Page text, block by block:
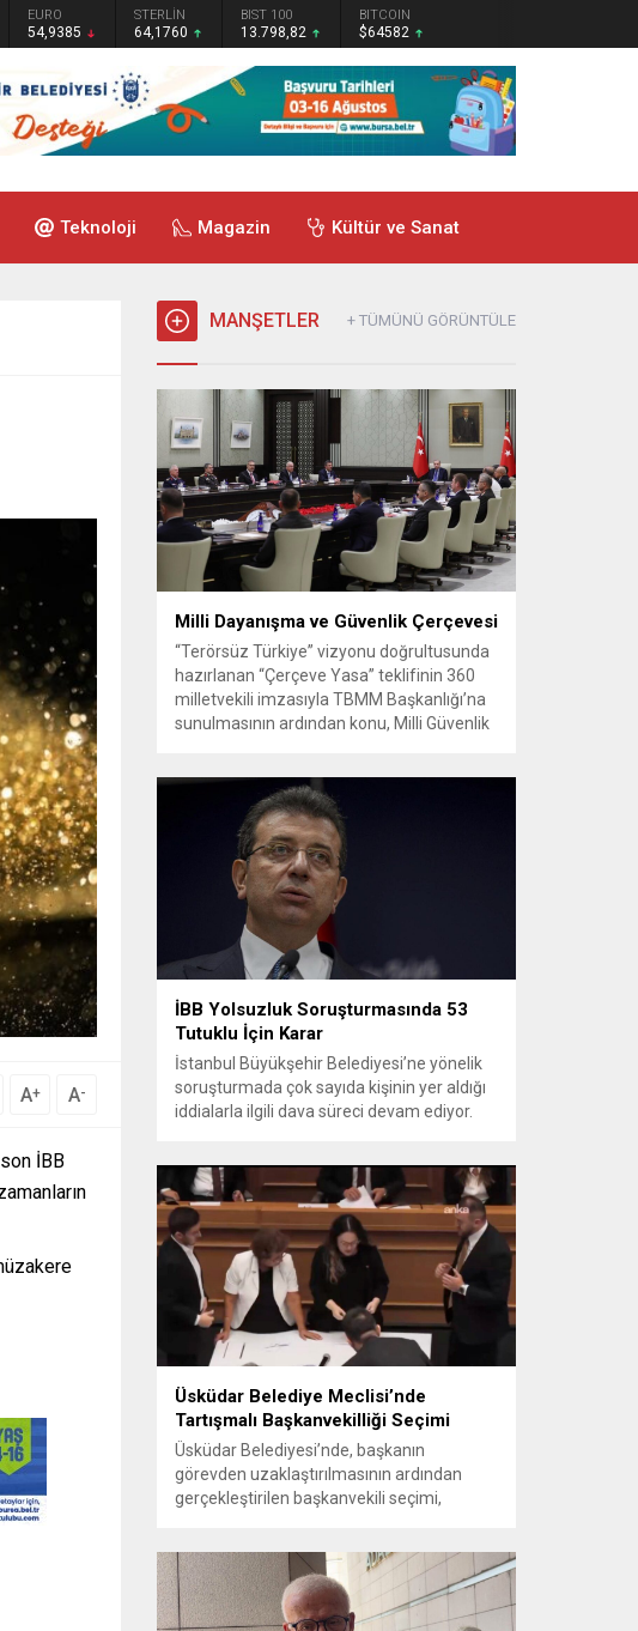
EURO
54,9385
STERLİN
64,1760
BIST 100
13.798,82
BITCOIN
$64582
Teknoloji Magazin Kültür ve Sanat
A+ A-
İBB
MANŞETLER + TÜMÜNÜ GÖRÜNTÜLE
Milli Dayanışma ve Güvenlik Çerçevesi
“Terörsüz Türkiye” vizyonu doğrultusunda
hazırlanan “Çerçeve Yasa” teklifinin 360
milletvekili imzasıyla TBMM Başkanlığı’na
sunulmasının ardından konu, Milli Güvenlik
maddelik bildiri, ülke güvenliği ve bölgesel
gelişmelere dair değerlendirmeleri
içermektedir. Yaklaşık 2 saat 15 dakika
süren oturumun sonuç metninde; terörle
mücadele, bölgesel istikrar,...
İBB Yolsuzluk Soruşturmasında 53
Tutuklu İçin Karar
İstanbul Büyükşehir Belediyesi’ne yönelik
soruşturmada çok sayıda kişinin yer aldığı
iddialarla ilgili dava süreci devam ediyor.
değerlendirdi. İnceleme sonucunda,
aralarında Ekrem İmamoğlu’nun da
bulunduğu 53 tutuklu hakkında tutukluluk
hallerinin sürdürülmesine karar verildi.
İddialar ve değerlendirilen talepler
Soruşturma kapsamında sanıklara
yöneltilen...
Üsküdar Belediye Meclisi’nde
Tartışmalı Başkanvekilliği Seçimi
Üsküdar Belediyesi’nde, başkanın
görevden uzaklaştırılmasının ardından
gerçekleştirilen başkanvekili seçimi,
oylamada usul ve gizlilikle ilgili ciddi iddialar
ortaya atıldı; bazı oyların geçersiz
sayılması ve meclis içindeki yönlendirmeler